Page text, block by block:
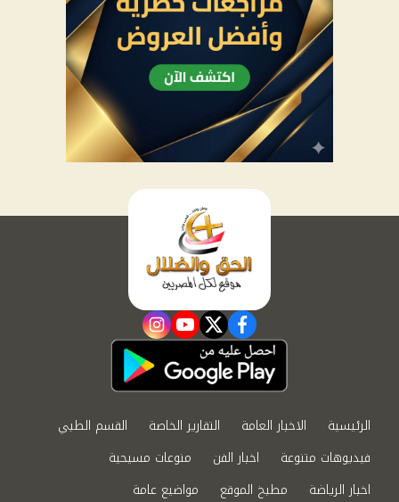
facebook
twitter
youtube
instagram
الرئيسية الاخبار العامة التقارير الخاصة
القسم الطبي
فيديوهات متنوعة
اخبار الفن
منوعات مسيحية
اخبار الرياضة
مطبخ الموقع مواضيع عامة